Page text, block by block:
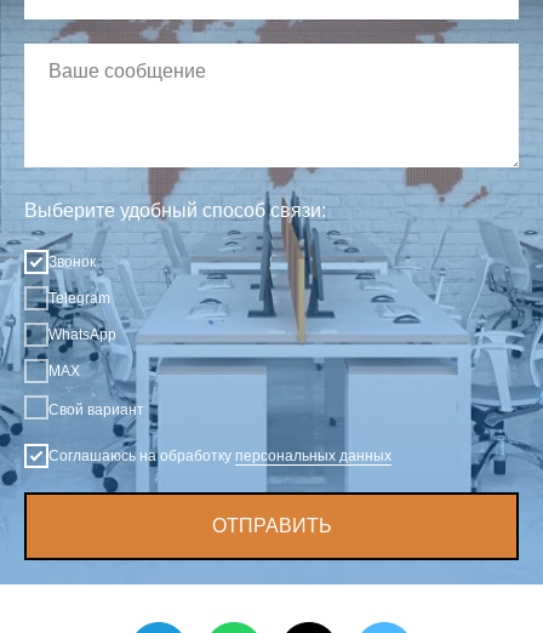
Выберите удобный способ связи:
Звонок
Telegram
WhatsApp
MAX
Свой вариант
Соглашаюсь на обработку персональных данных
ОТПРАВИТЬ